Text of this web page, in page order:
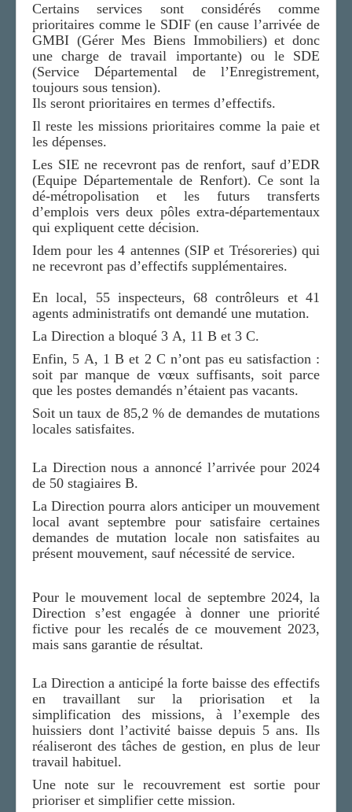
Certains services sont considérés comme
prioritaires comme le SDIF (en cause l’arrivée de
GMBI (Gérer Mes Biens Immobiliers) et donc
une charge de travail importante) ou le SDE
(Service Départemental de l’Enregistrement,
toujours sous tension).
Ils seront prioritaires en termes d’effectifs.
Il reste les missions prioritaires comme la paie et
les dépenses.
Les SIE ne recevront pas de renfort, sauf d’EDR
(Equipe Départementale de Renfort). Ce sont la
dé-métropolisation et les futurs transferts
d’emplois vers deux pôles extra-départementaux
qui expliquent cette décision.
Idem pour les 4 antennes (SIP et Trésoreries) qui
ne recevront pas d’effectifs supplémentaires.
En local, 55 inspecteurs, 68 contrôleurs et 41
agents administratifs ont demandé une mutation.
La Direction a bloqué 3 A, 11 B et 3 C.
Enfin, 5 A, 1 B et 2 C n’ont pas eu satisfaction :
soit par manque de vœux suffisants, soit parce
que les postes demandés n’étaient pas vacants.
Soit un taux de 85,2 % de demandes de mutations
locales satisfaites.
La Direction nous a annoncé l’arrivée pour 2024
de 50 stagiaires B.
La Direction pourra alors anticiper un mouvement
local avant septembre pour satisfaire certaines
demandes de mutation locale non satisfaites au
présent mouvement, sauf nécessité de service.
Pour le mouvement local de septembre 2024, la
Direction s’est engagée à donner une priorité
fictive pour les recalés de ce mouvement 2023,
mais sans garantie de résultat.
La Direction a anticipé la forte baisse des effectifs
en travaillant sur la priorisation et la
simplification des missions, à l’exemple des
huissiers dont l’activité baisse depuis 5 ans. Ils
réaliseront des tâches de gestion, en plus de leur
travail habituel.
Une note sur le recouvrement est sortie pour
prioriser et simplifier cette mission.